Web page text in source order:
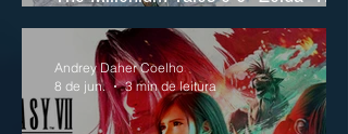
2D da Square Enix
Andrey Daher Coelho
8 de jun.
3 min de leitura